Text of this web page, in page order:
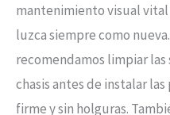
mantenimiento visual
luzca siempre como
recomendamos limpiar
chasis antes de instalar
firme y sin holguras.